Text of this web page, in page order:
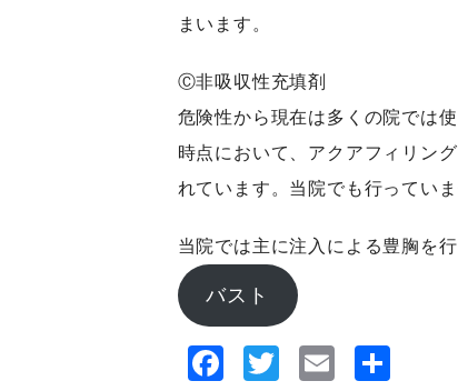
まいます。
Ⓒ非吸収性充填剤
危険性から現在は多くの院では
時点において、アクアフィリン
れています。当院でも行っていま
当院では主に注入による豊胸を
バスト
Facebook
TwitterEmail